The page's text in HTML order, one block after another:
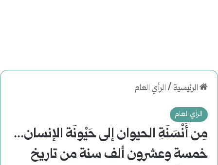
الرئيسية /الرأي العام
الرأي العام
مِن أَنْسَنَةِ الحيوان إلى حَيْونَة الإنسان...
خمسة وعشرون ألف سنة من تاريخ